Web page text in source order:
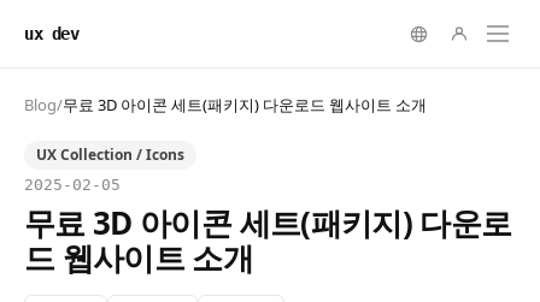
ux dev
Blog/무료 3D 아이콘 세트(패키지) 다운로드 웹사이트 소개
UX Collection / Icons
2025-02-05
무료 3D 아이콘 세트(패키지) 다운로
드 웹사이트 소개